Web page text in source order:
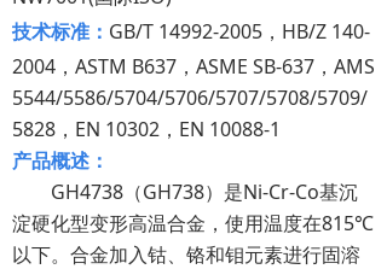
技术标准： GB/T 14992-2005，HB/Z 140-
2004，ASTM B637，ASME SB-637， AMS
5544/5586/5704/5706/5707/5708/5709/
5828，EN 10302，EN 10088-1
产品概述：
GH4738（GH738）是Ni-Cr-Co基沉
淀硬化型变形高温合金，使用温度在815℃
以下。合金加入钴、铬和钼元素进行固溶